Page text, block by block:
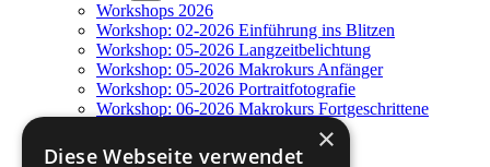
Workshops 2026
Workshop: 02-2026 Einführung ins Blitzen
Workshop: 05-2026 Langzeitbelichtung
Workshop: 05-2026 Makrokurs Anfänger
Workshop: 05-2026 Portraitfotografie
Workshop: 06-2026 Makrokurs Fortgeschrittene
Fotogalerie 2025
×
Diese Webseite verwendet